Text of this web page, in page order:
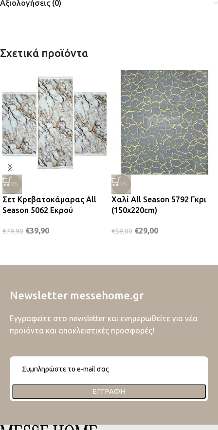
Αξιολογήσεις (0)
Σχετικά προϊόντα
-50%
Σετ Κρεβατοκάμαρας All
Season 5062 Εκρού
€79,90 €39,90
-51%
Χαλί All Season 5792 Γκρι
(150x220cm)
€59,00 €29,00
Newsletter messehome.gr
Εγγραφείτε στο newsletter και ενημερωθείτε για νέα
προϊόντα και αποκλειστικές προσφορές!
ΕΓΓΡΑΦΉ